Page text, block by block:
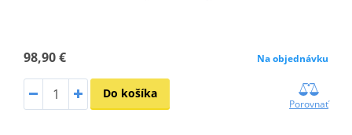
98,90 € Na objednávku
Do košíka
Porovnať